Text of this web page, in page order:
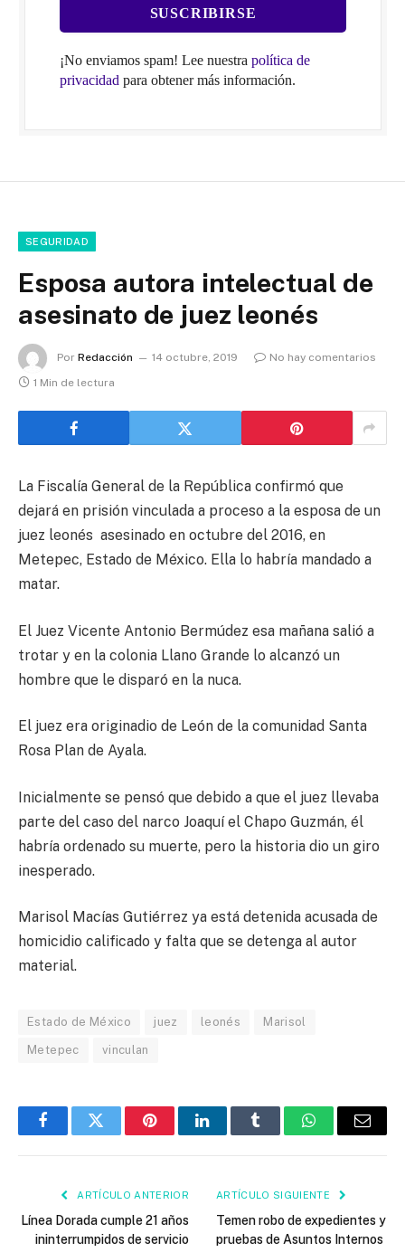
¡No enviamos spam! Lee nuestra política de
privacidad para obtener más información.
SEGURIDAD
Esposa autora intelectual de
asesinato de juez leonés
Por Redacción 14 octubre, 2019
No hay comentarios
1 Min de lectura
La Fiscalía General de la República confirmó que
dejará en prisión vinculada a proceso a la esposa de un
juez leonés asesinado en octubre del 2016, en
Metepec, Estado de México. Ella lo habría mandado a
matar.
El Juez Vicente Antonio Bermúdez esa mañana salió a
trotar y en la colonia Llano Grande lo alcanzó un
hombre que le disparó en la nuca.
El juez era originadio de León de la comunidad Santa
Rosa Plan de Ayala.
Inicialmente se pensó que debido a que el juez llevaba
parte del caso del narco Joaquí el Chapo Guzmán, él
habría ordenado su muerte, pero la historia dio un giro
inesperado.
Marisol Macías Gutiérrez ya está detenida acusada de
homicidio calificado y falta que se detenga al autor
material.
Estado de México juez leonés Marisol
Metepec vinculan
FacebookTwitter PinterestLinkedInTumblr WhatsAppEmail
ARTÍCULO ANTERIOR
Línea Dorada cumple 21 años
ininterrumpidos de servicio
ARTÍCULO SIGUIENTE
Temen robo de expedientes y
pruebas de Asuntos Internos